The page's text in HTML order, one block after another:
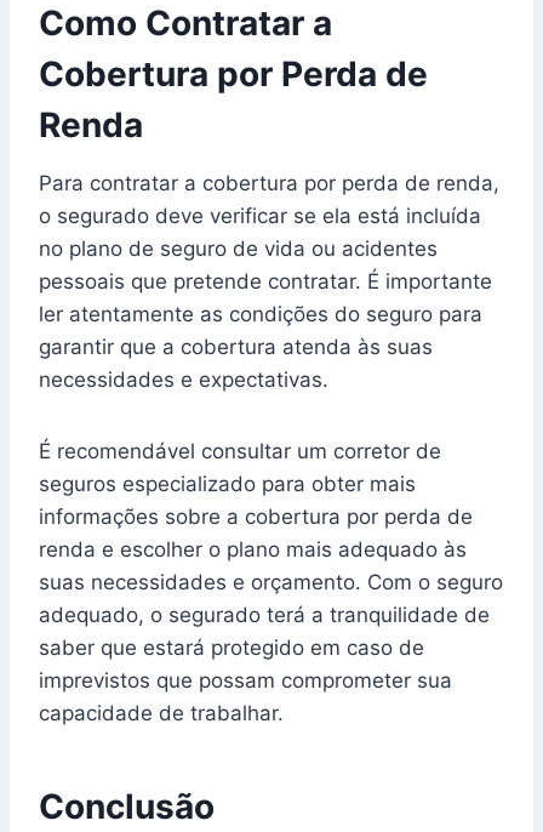
Como Contratar a
Cobertura por Perda de
Renda
Para contratar a cobertura por perda de renda,
o segurado deve verificar se ela está incluída
no plano de seguro de vida ou acidentes
pessoais que pretende contratar. É importante
ler atentamente as condições do seguro para
garantir que a cobertura atenda às suas
necessidades e expectativas.
É recomendável consultar um corretor de
seguros especializado para obter mais
informações sobre a cobertura por perda de
renda e escolher o plano mais adequado às
suas necessidades e orçamento. Com o seguro
adequado, o segurado terá a tranquilidade de
saber que estará protegido em caso de
imprevistos que possam comprometer sua
capacidade de trabalhar.
Conclusão